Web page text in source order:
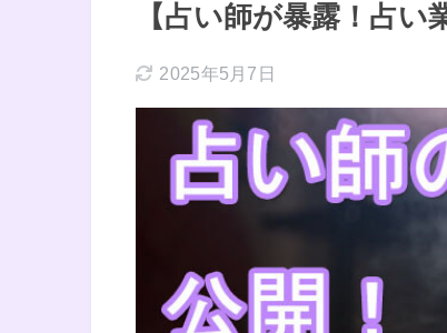
【占い師が暴露！占い
2025年5月7日